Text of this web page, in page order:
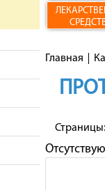
Главная
Страницы: